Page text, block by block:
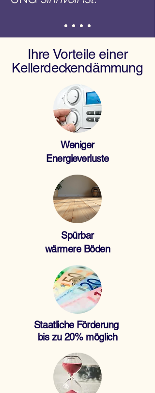
Ihre Vorteile einer
Kellerdeckendämmung
Weniger
Energieverluste
Spürbar
wärmere Böden
Staatliche Förderung
bis zu 20% möglich